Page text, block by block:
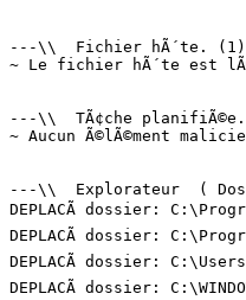
---\\  Fichier hÃ´te. (1)
~ Le fichier hÃ´te est
---\\  TÃ¢che
~ Aucun Ã©lÃ©ment
---\\  Explorateur  (
DEPLACÃ dossier:
DEPLACÃ dossier:
DEPLACÃ dossier:
DEPLACÃ dossier: